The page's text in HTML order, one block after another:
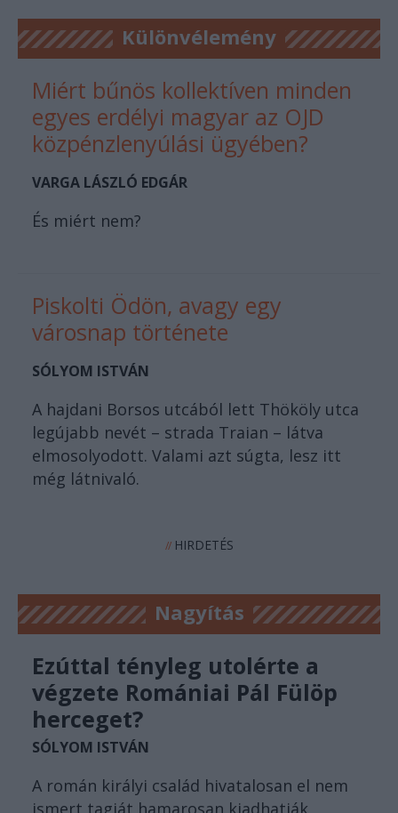
Különvélemény
Miért bűnös kollektíven minden
egyes erdélyi magyar az OJD
közpénzlenyúlási ügyében?
VARGA LÁSZLÓ EDGÁR
És miért nem?
Piskolti Ödön, avagy egy
városnap története
SÓLYOM ISTVÁN
A hajdani Borsos utcából lett Thököly utca
legújabb nevét – strada Traian – látva
elmosolyodott. Valami azt súgta, lesz itt
még látnivaló.
//HIRDETÉS
Nagyítás
Ezúttal tényleg utolérte a
végzete Romániai Pál Fülöp
herceget?
SÓLYOM ISTVÁN
A román királyi család hivatalosan el nem
ismert tagját hamarosan kiadhatják